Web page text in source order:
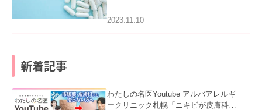
2023.11.10
新着記事
わたしの名医Youtube アルバアレルギ
ークリニック札幌「ニキビが皮膚科で